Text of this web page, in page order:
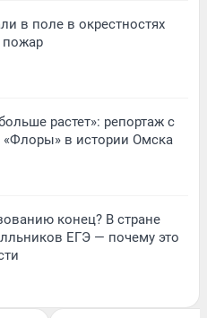
в поле в окрестностях
растет»: репортаж с
в истории Омска
конец? В стране
ЕГЭ — почему это